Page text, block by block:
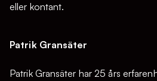
eller kontant.
Patrik Gransäter
Patrik Gransäter har 25 års